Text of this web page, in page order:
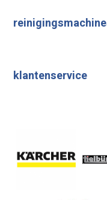
klantenservice